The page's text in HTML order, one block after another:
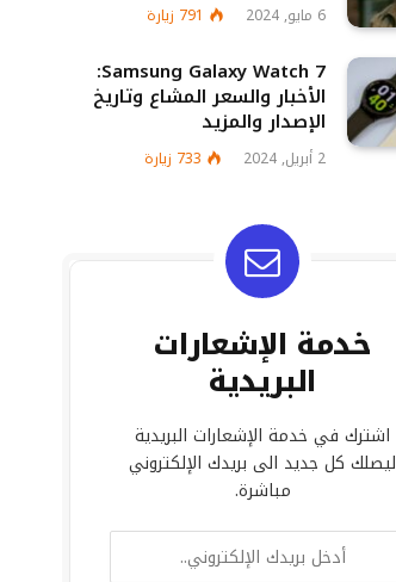
6 مايو, 2024 791 زيارة
Samsung Galaxy Watch 7:
الأخبار والسعر المشاع وتاريخ
الإصدار والمزيد
2 أبريل, 2024 733 زيارة
خدمة الإشعارات
البريدية
اشترك في خدمة الإشعارات البريدية
ليصلك كل جديد الى بريدك الإلكتروني
مباشرة.